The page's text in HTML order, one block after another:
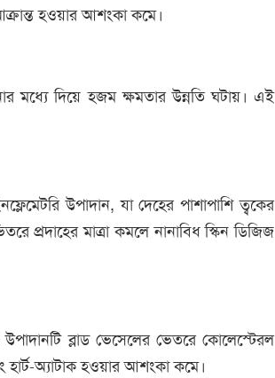
হওয়ার আশংকা কমে।
মধ্যে দিয়ে হজম ক্ষমতার উন্নতি ঘটায়। এই
উপাদান, যা দেহের পাশাপাশি ত্বকের
প্রদাহের মাত্রা কমলে নানাবিধ স্কিন ডিজিজ
ব্লাড ভেসেলের ভেতরে কোলেস্টেরল
হার্ট-অ্যাটাক হওয়ার আশংকা কমে।